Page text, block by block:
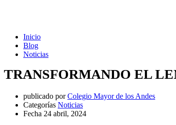
Inicio
Blog
Noticias
TRANSFORMANDO EL
publicado por Colegio Mayor de los Andes
Categorías Noticias
Fecha 24 abril, 2024